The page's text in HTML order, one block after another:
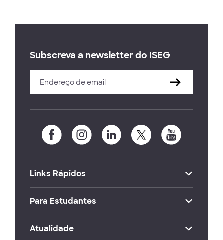
Subscreva a newsletter do ISEG
Links Rápidos
Para Estudantes
Atualidade